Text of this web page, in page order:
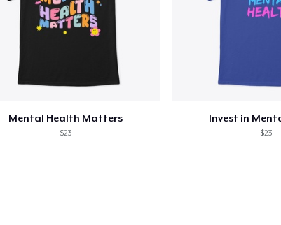
Mental Health Matters
$23
Invest in
$23